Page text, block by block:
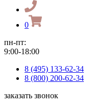
0
пн-пт:
9:00-18:00
8 (495) 133-62-34
8 (800) 200-62-34
заказать звонок